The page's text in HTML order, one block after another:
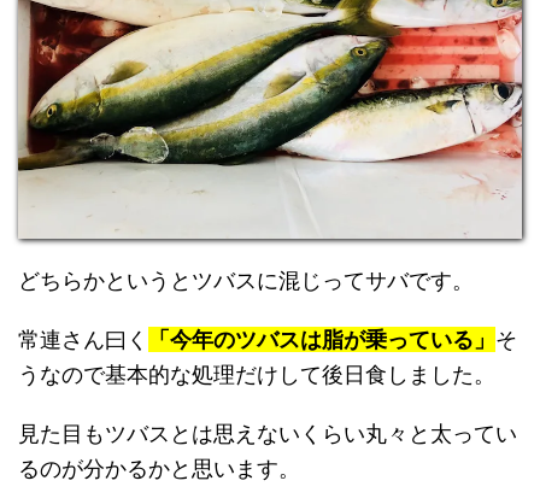
どちらかというとツバスに混じってサバです。
常連さん曰く 「今年のツバスは脂が乗っている」 そ
うなので基本的な処理だけして後日食しました。
見た目もツバスとは思えないくらい丸々と太ってい
るのが分かるかと思います。